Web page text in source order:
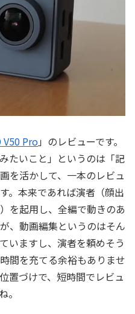
V50 Pro」のレビューです。
たいこと」というのは「記
を活かして、一本のレビュ
。本来であれば演者（顔出
を起用し、全編で動きのあ
、動画編集というのはそん
いますし、演者を頼めそう
間を充てる余裕もありませ
置づけで、短時間でレビュ
。